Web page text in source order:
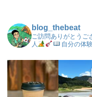
blog_thebeat
ご訪問ありがとうご
人
自分の体